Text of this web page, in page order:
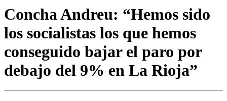
Concha Andreu: “Hemos sido
los socialistas los que hemos
conseguido bajar el paro por
debajo del 9% en La Rioja”